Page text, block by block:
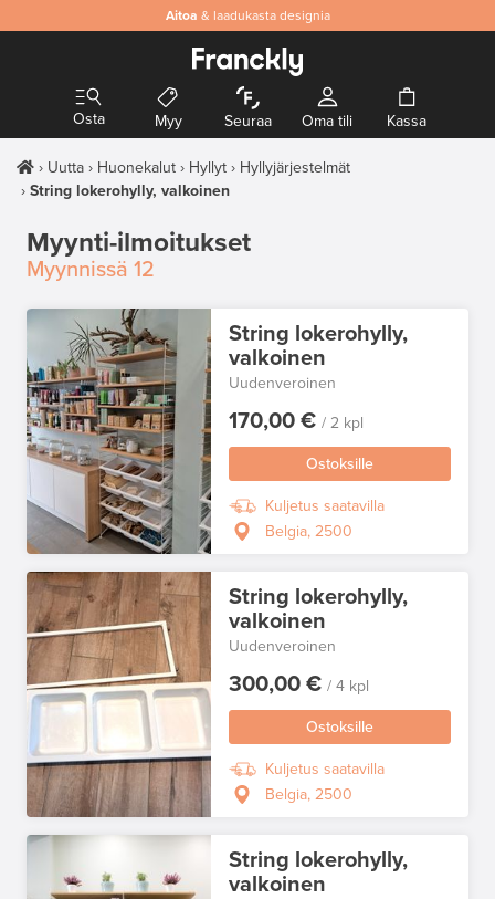
Aitoa & laadukasta designia
Osta Myy Seuraa Oma tili Kassa
Uutta Huonekalut Hyllyt
Hyllyjärjestelmät
String lokerohylly, valkoinen
Myynti-ilmoitukset
Myynnissä 12
String lokerohylly,
valkoinen
Uudenveroinen
170,00 € / 2 kpl
Ostoksille
Kuljetus saatavilla
Belgia, 2500
String lokerohylly,
valkoinen
Uudenveroinen
300,00 € / 4 kpl
Ostoksille
Kuljetus saatavilla
Belgia, 2500
String lokerohylly,
valkoinen